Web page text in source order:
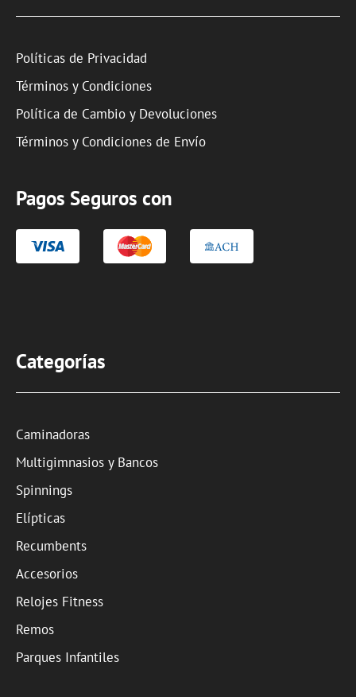
Políticas de Privacidad
Términos y Condiciones
Política de Cambio y Devoluciones
Términos y Condiciones de Envío
Pagos Seguros con
Categorías
Caminadoras
Multigimnasios y Bancos
Spinnings
Elípticas
Recumbents
Accesorios
Relojes Fitness
Remos
Parques Infantiles